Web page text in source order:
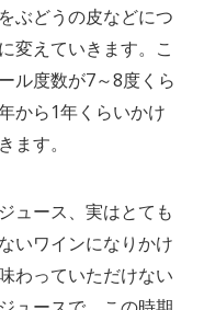
ぶどうの皮などにつ
変えていきます。こ
ル度数が7～8度くら
から1年くらいかけ
ます。
ュース、実はとても
いワインになりかけ
わっていただけない